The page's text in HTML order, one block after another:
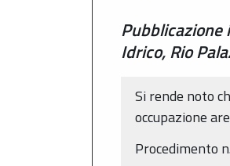
Pubblicazione
Idrico, Rio
Si rende noto
occupazione
Procedimento